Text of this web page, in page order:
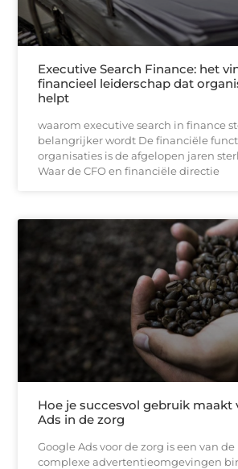
Executive Search Finance: het
financieel leiderschap dat
helpt
waarom executive search in finance
belangrijker wordt De financiële
organisaties is de afgelopen jaren
Waar de CFO en financiële directie
Hoe je succesvol gebruik maakt
Ads in de zorg
Google Ads voor de zorg is een van
complexe advertentieomgevingen